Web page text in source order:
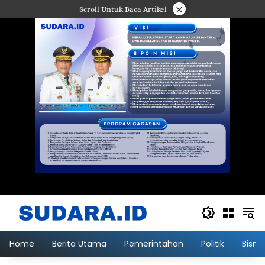
ke
Scroll Untuk Baca Artikel ×
Home Berita Utama Pemerintahan Politik